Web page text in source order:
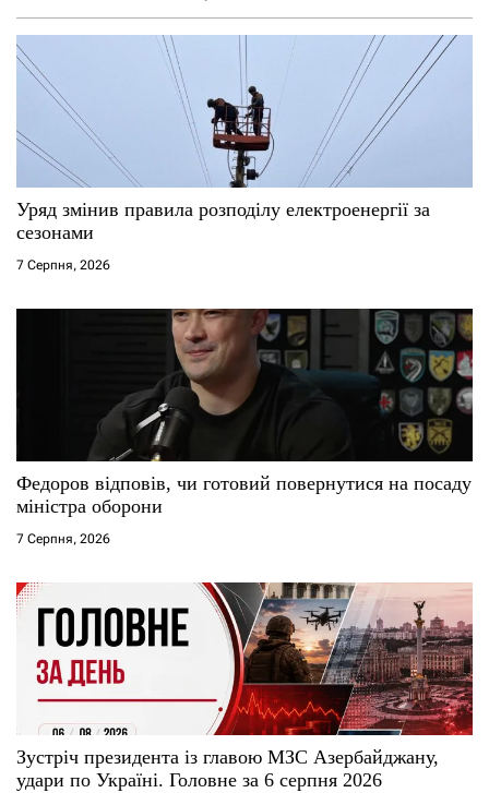
Уряд змінив правила розподілу електроенергії за
сезонами
7 Серпня, 2026
Федоров відповів, чи готовий повернутися на посаду
міністра оборони
7 Серпня, 2026
Зустріч президента із главою МЗС Азербайджану,
удари по Україні. Головне за 6 серпня 2026